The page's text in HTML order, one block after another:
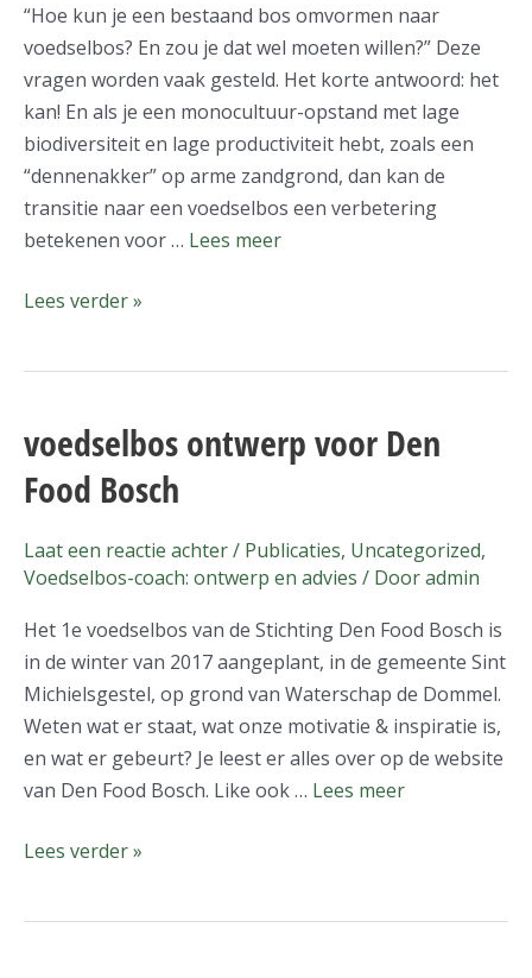
“Hoe kun je een bestaand bos omvormen naar
voedselbos? En zou je dat wel moeten willen?” Deze
vragen worden vaak gesteld. Het korte antwoord: het
kan! En als je een monocultuur-opstand met lage
biodiversiteit en lage productiviteit hebt, zoals een
“dennenakker” op arme zandgrond, dan kan de
transitie naar een voedselbos een verbetering
betekenen voor … Lees meer
Lees verder »
voedselbos ontwerp voor Den
Food Bosch
Laat een reactie achter/ Publicaties, Uncategorized,
Voedselbos-coach: ontwerp en advies / Dooradmin
Het 1e voedselbos van de Stichting Den Food Bosch is
in de winter van 2017 aangeplant, in de gemeente Sint
Michielsgestel, op grond van Waterschap de Dommel.
Weten wat er staat, wat onze motivatie & inspiratie is,
en wat er gebeurt? Je leest er alles over op de website
van Den Food Bosch. Like ook … Lees meer
voedselbos
voor
Food
Lees verder »